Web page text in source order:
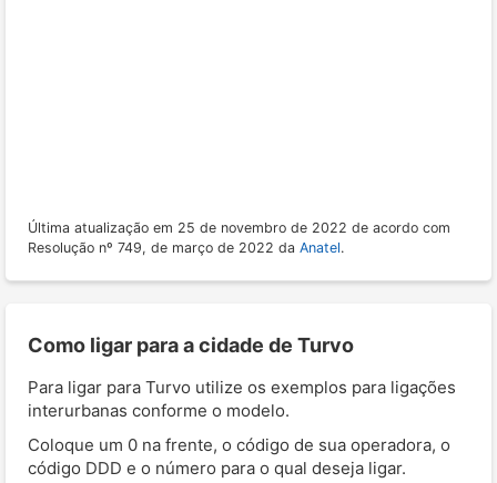
Última atualização em 25 de novembro de 2022 de acordo com
Resolução nº 749, de março de 2022 da Anatel.
Como ligar para a cidade de Turvo
Para ligar para Turvo utilize os exemplos para ligações
interurbanas conforme o modelo.
Coloque um 0 na frente, o código de sua operadora, o
código DDD e o número para o qual deseja ligar.